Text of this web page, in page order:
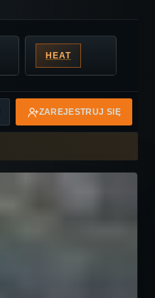
HEAT
ZAREJESTRUJ SIĘ